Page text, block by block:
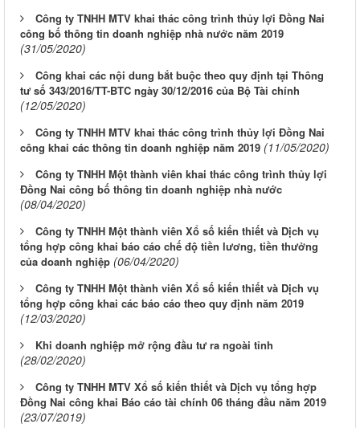
Công ty TNHH MTV khai thác công trình thủy lợi Đồng Nai
công bố thông tin doanh nghiệp nhà nước năm 2019
(31/05/2020)
Công khai các nội dung bắt buộc theo quy định tại Thông
tư số 343/2016/TT-BTC ngày 30/12/2016 của Bộ Tài chính
(12/05/2020)
Công ty TNHH MTV khai thác công trình thủy lợi Đồng Nai
công khai các thông tin doanh nghiệp năm 2019 (11/05/2020)
Công ty TNHH Một thành viên khai thác công trình thủy lợi
Đồng Nai công bố thông tin doanh nghiệp nhà nước
(08/04/2020)
Công ty TNHH Một thành viên Xổ số kiến thiết và Dịch vụ
tổng hợp công khai báo cáo chế độ tiền lương, tiền thưởng
của doanh nghiệp (06/04/2020)
Công ty TNHH Một thành viên Xổ số kiến thiết và Dịch vụ
tổng hợp công khai các báo cáo theo quy định năm 2019
(12/03/2020)
Khi doanh nghiệp mở rộng đầu tư ra ngoài tỉnh
(28/02/2020)
Công ty TNHH MTV Xổ số kiến thiết và Dịch vụ tổng hợp
Đồng Nai công khai Báo cáo tài chính 06 tháng đầu năm 2019
(23/07/2019)